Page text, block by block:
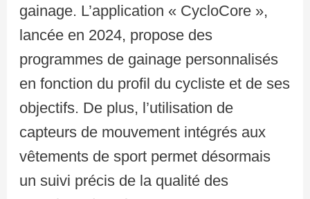
gainage. L’application « CycloCore »,
lancée en 2024, propose des
programmes de gainage personnalisés
en fonction du profil du cycliste et de ses
objectifs. De plus, l’utilisation de
capteurs de mouvement intégrés aux
vêtements de sport permet désormais
un suivi précis de la qualité des